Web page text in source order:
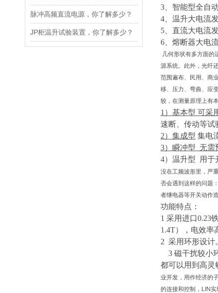
脉冲高频直流电源，你了解多少？
JP柜温升试验装置，你了解多少？
3、智能型全自
4、温升大电流
5、直流大电流
6、熔断器大电
几何形状有多方面的
源系统。此外，光纤
范围遍布、民用、商
移、压力、弯曲、应
较，在测量原理上有
1） 基本型 可采
速断、传动等试
2） 集成型 集电
3） 瞬冲型 无需
4） 温升型 用于
没在工频波形里，严
否会遇到这样的问题
者继电器等开关动作
功能特点：
1 采用进口0.23
1.4T），电效率
2 采用环形设计
3 磁干扰较小
都可以用到高灵
业开发，用作经济的
的连接和控制，LIN